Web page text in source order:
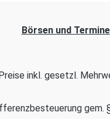
Börsen und Termine
inkl. gesetzl.
gem.